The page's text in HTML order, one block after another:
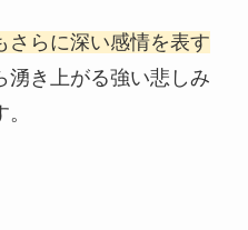
さらに深い感情を表す
湧き上がる強い悲しみ